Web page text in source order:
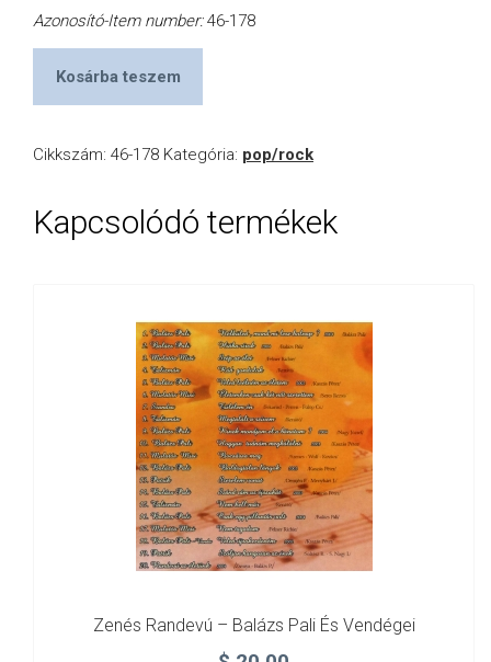
Azonosító-Item number:46-178
Kosárba teszem
Cikkszám: 46-178 Kategória: pop/rock
Kapcsolódó termékek
Zenés Randevú – Balázs Pali És Vendégei